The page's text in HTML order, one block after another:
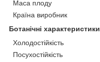
Маса плоду
Країна виробник
Ботанічні характеристики
Холодостійкість
Посухостійкість